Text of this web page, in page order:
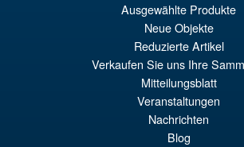
IN DEN WARENKORB
McFarlane
Batman New
Bane
Ausgewählte Produkte
Neue Objekte
Reduzierte Artikel
Verkaufen Sie uns Ihre
Mitteilungsblatt
Veranstaltungen
Nachrichten
Blog